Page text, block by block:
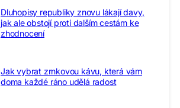
Dluhopisy republiky znovu lákají davy,
jak ale obstojí proti dalším cestám ke
zhodnocení
Jak vybrat zrnkovou kávu, která vám
doma každé ráno udělá radost